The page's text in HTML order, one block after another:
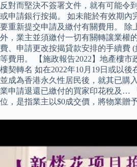
反對而堅決不簽署文件，就有可能令
或申請銀行按揭。 如未能於有效期內
要重新提交申請及繳付有關費用。 除
外，業主並須繳付一切有關轉讓業權
費、申請更改按揭貸款安排的手續費
等費用。 【施政報告2022】地產樓市
樓契轉名 如在2022年10月19日或以
並成為香港永久性居民後，就其已購
業申請退還已繳付的買家印花稅及…
位，是指業主以$0成交價，將物業贈予